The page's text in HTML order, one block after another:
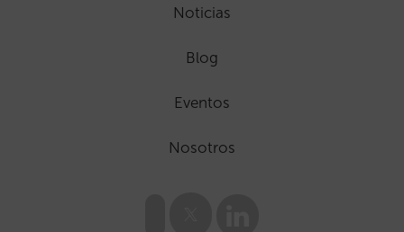
Noticias
Blog
Eventos
Nosotros